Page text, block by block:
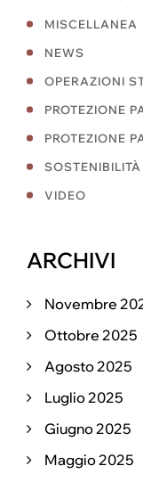
MISCELLANEA
NEWS
OPERAZIONI
PROTEZIONE
PROTEZIONE
SOSTENIBILITÀ
VIDEO
ARCHIVI
Novembre
Ottobre 2025
Agosto 2025
Luglio 2025
Giugno 2025
Maggio 2025